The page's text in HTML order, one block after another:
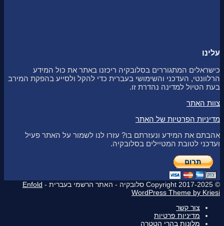
עלינו
כישראלים המתגוררים בסלובקיה ריכזנו באתר את כול המידע
הרלוונטי, העדכני והשימושי בעברית כדי להקל ולסייע בהפקת המירב
בעת הטיול למדינה נהדרת זו.
צוות האתר
מדיניות הפרטיות של האתר
אהבתם את המידע ונעזרתם בו? עזרו לנו לשמור על האתר פעיל
ועדכני לטובת המטיילים בסלובקיה.
© Copyright 2017-2025 סלובקיה - האתר הרשמי בעברית -
Enfold
WordPress Theme by Kriesi
צור קשר
מדיניות פרטיות
מלונות בהרי הטטרה